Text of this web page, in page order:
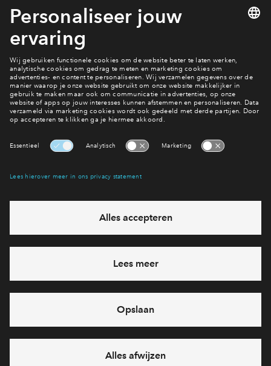
''Mijn kunst is een hopeloze poging om deze natuur te
temmen"
Dit keer zal De MIR tent mijn kooi worden.
Contact
Interesse? Meld je dan snel aan
Hiermee blijf je op de hoogte van het belangrijkste nieuws en
Ja, ik wil mij aanmelden
Heb je een vraag en wil je direct antwoord? Bel ons op
712 21 37
feestdagen)
vandaag gesloten, maandag zijn we vanaf
09:00 uur weer
bereikbaar